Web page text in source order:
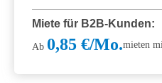
Miete für B2B-Kunden:
Ab 0,85 €/Mo.mieten